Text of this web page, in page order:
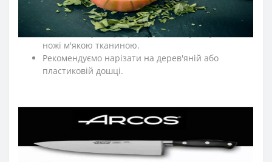
Як доглядати за кухонними ножами Аркос?
Мийте кухонні ножі відразу після використання.
Після експлуатації протирайте насухо кухонні
ножі м'якою тканиною.
Рекомендуємо нарізати на дерев'яній або
пластиковій дошці.
для дітей місці.
➤Які ножі входять в професійну серію Аркос